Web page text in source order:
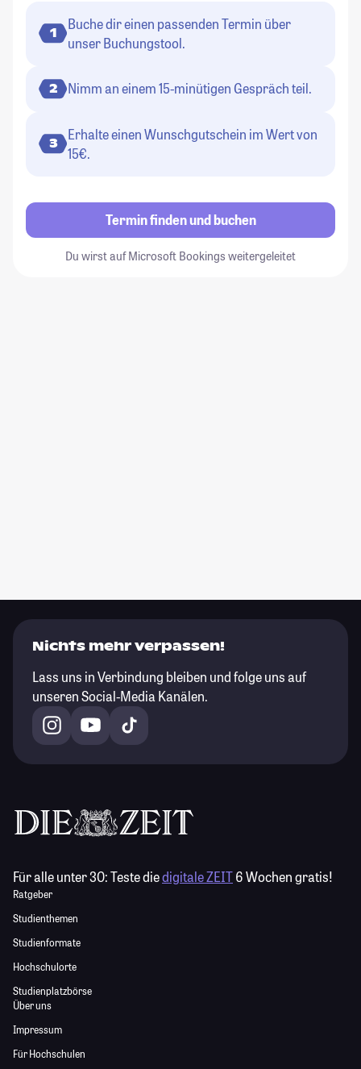
1
Buche dir einen passenden Termin über
unser Buchungstool.
2 Nimm an einem 15-minütigen Gespräch teil.
3
Erhalte einen Wunschgutschein im Wert von
15€.
Termin finden und buchen
Du wirst auf Microsoft Bookings weitergeleitet
Nichts mehr verpassen!
Lass uns in Verbindung bleiben und folge uns auf
unseren Social-Media Kanälen.
Für alle unter 30:Teste diedigitale ZEIT6 Wochen gratis!
Ratgeber
Studienthemen
Studienformate
Hochschulorte
Studienplatzbörse
Über uns
Impressum
Für Hochschulen